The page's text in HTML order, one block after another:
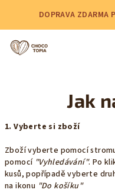
obsah
DOPRAVA ZDARMA
Jak
1. Vyberte si zboží
Zboží vyberte pomocí
pomocí "Vyhledávání". Po
kusů, popřípadě vyberte
na ikonu "Do košíku"